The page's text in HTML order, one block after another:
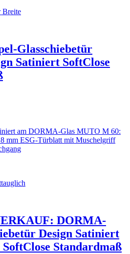
Breite
Glasschiebetür
Satiniert SoftClose
DORMA-
Design Satiniert
Standardmaß